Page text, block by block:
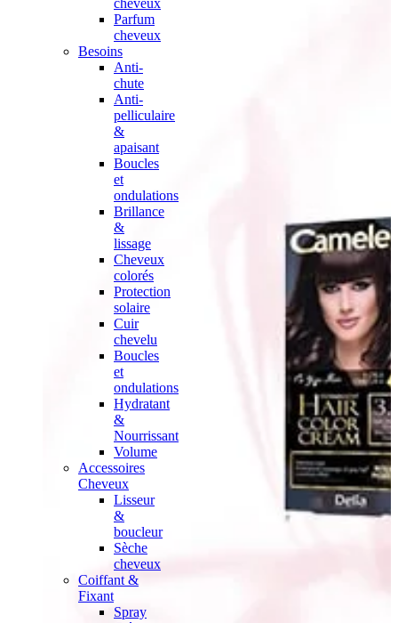
cheveux
Parfum
cheveux
Besoins
Anti-
chute
Anti-
pelliculaire
&
apaisant
Boucles
et
ondulations
Brillance
&
lissage
Cheveux
colorés
Protection
solaire
Cuir
chevelu
Boucles
et
ondulations
Hydratant
&
Nourrissant
Volume
Accessoires
Cheveux
Lisseur
&
boucleur
Sèche
cheveux
Coiffant &
Fixant
Spray